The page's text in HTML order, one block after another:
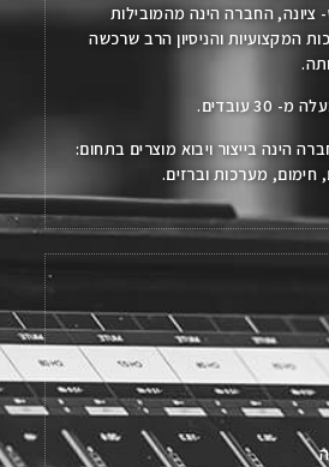
ציונה, החברה הינה מהמובילות
המקצועיות והניסיון הרב שרכשה
עובדים.
הינה בייצור ויבוא מוצרים בתחום:
מערכות וברזים.